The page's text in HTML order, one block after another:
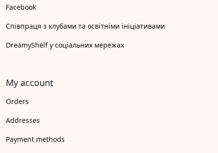
Facebook
Співпраця з клубами та освітніми ініціативами
DreamyShelf у соціальних мережах
My account
Orders
Addresses
Payment methods